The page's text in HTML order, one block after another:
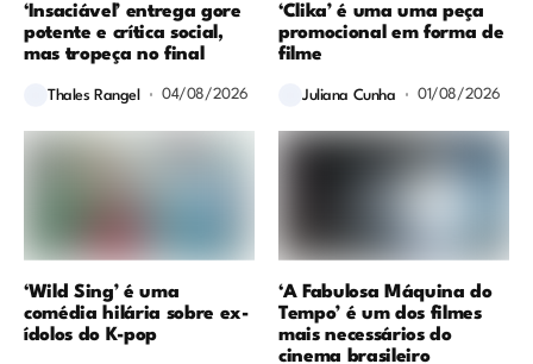
‘Insaciável’ entrega gore
potente e crítica social,
mas tropeça no final
Thales Rangel 04/08/2026
‘Clika’ é uma uma peça
promocional em forma de
filme
Juliana Cunha 01/08/2026
‘Wild Sing’ é uma
comédia hilária sobre ex-
ídolos do K-pop
‘A Fabulosa Máquina do
Tempo’ é um dos filmes
mais necessários do
cinema brasileiro